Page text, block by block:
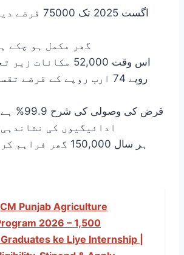
اگست 2025 تک
9000 گھر مکمل ہو چکے
اس وقت 52,000 مکانات زیر تعمیر ہیں۔
روپے 74 ارب روپے کے قرضے
قرض کی
ادائیگیوں کی
ہر سال 150,000 گھر
CM Punjab Agriculture
2026 – 1,500
ke Liye Internship |